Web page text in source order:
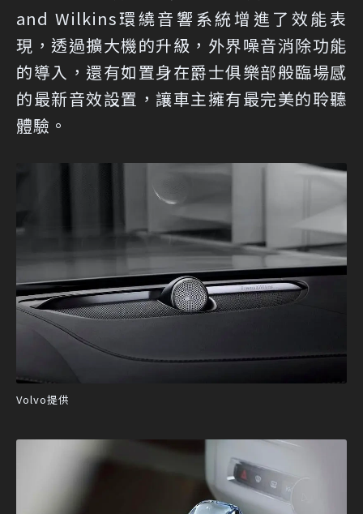
and Wilkins環繞音響系統增進了效能表
現，透過擴大機的升級，外界噪音消除功能
的導入，還有如置身在爵士俱樂部般臨場感
的最新音效設置，讓車主擁有最完美的聆聽
體驗。
Volvo提供